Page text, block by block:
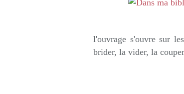
l'ouvrage s'ouvre sur
brider, la vider, la